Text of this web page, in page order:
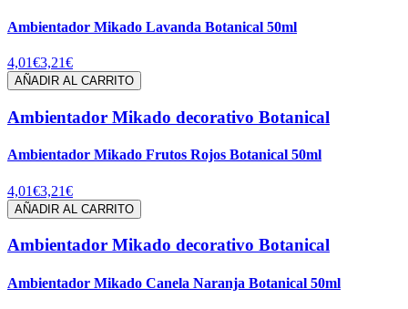
Ambientador Mikado Lavanda Botanical 50ml
4,01€3,21€
AÑADIR AL CARRITO
Ambientador Mikado decorativo Botanical
Ambientador Mikado Frutos Rojos Botanical 50ml
4,01€3,21€
AÑADIR AL CARRITO
Ambientador Mikado decorativo Botanical
Ambientador Mikado Canela Naranja Botanical 50ml